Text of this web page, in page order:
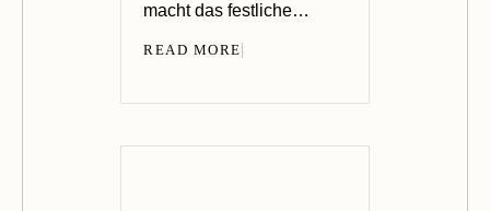
macht das festliche…
READ MORE